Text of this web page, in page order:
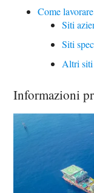
Come
Siti
Siti
Altri siti
Informazioni